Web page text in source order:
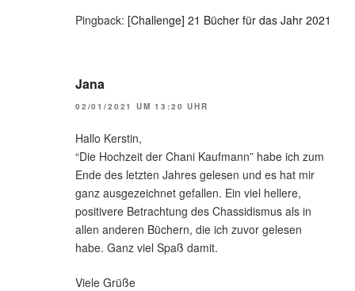
Pingback: [Challenge] 21 Bücher für das Jahr 2021
Jana
02/01/2021 UM 13:20 UHR
Hallo Kerstin,
“Die Hochzeit der Chani Kaufmann” habe ich zum
Ende des letzten Jahres gelesen und es hat mir
ganz ausgezeichnet gefallen. Ein viel hellere,
positivere Betrachtung des Chassidismus als in
allen anderen Büchern, die ich zuvor gelesen
habe. Ganz viel Spaß damit.
Viele Grüße